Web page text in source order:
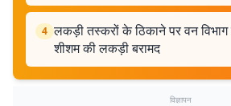
4 लकड़ी तस्करों के ठिकाने पर वन
शीशम की लकड़ी बरामद
विज्ञापन